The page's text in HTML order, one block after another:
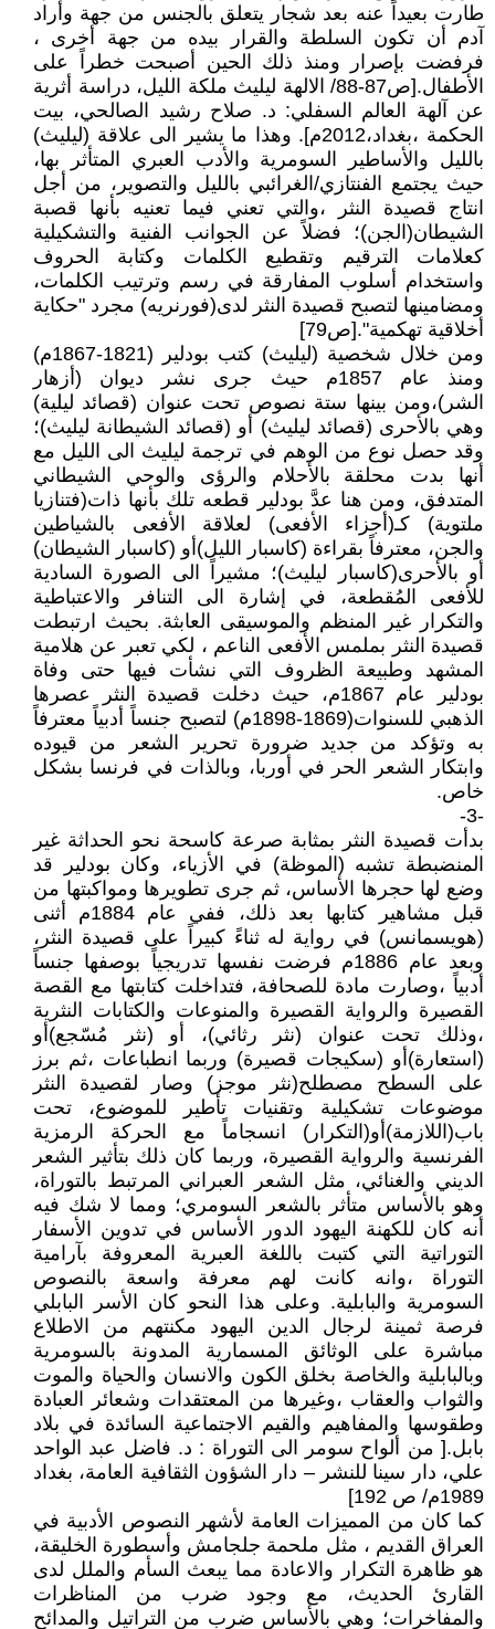
طارت بعيداً عنه بعد شجار يتعلق بالجنس من جهة وأراد
آدم أن تكون السلطة والقرار بيده من جهة أخرى ،
فرفضت بإصرار ومنذ ذلك الحين أصبحت خطراً على
الأطفال.[ص87-88/ الالهة ليليث ملكة الليل، دراسة أثرية
عن آلهة العالم السفلي: د. صلاح رشيد الصالحي، بيت
الحكمة ،بغداد،2012م]. وهذا ما يشير الى علاقة (ليليث)
بالليل والأساطير السومرية والأدب العبري المتأثر بها،
حيث يجتمع الفنتازي/الغرائبي بالليل والتصوير، من أجل
انتاج قصيدة النثر ،والتي تعني فيما تعنيه بأنها قصبة
الشيطان(الجن)؛ فضلاً عن الجوانب الفنية والتشكيلية
كعلامات الترقيم وتقطيع الكلمات وكتابة الحروف
واستخدام أسلوب المفارقة في رسم وترتيب الكلمات،
ومضامينها لتصبح قصيدة النثر لدى(فورنريه) مجرد "حكاية
أخلاقية تهكمية".[ص79]
ومن خلال شخصية (ليليث) كتب بودلير (1821-1867م)
ومنذ عام 1857م حيث جرى نشر ديوان (أزهار
الشر)،ومن بينها ستة نصوص تحت عنوان (قصائد ليلية)
وهي بالأحرى (قصائد ليليث) أو (قصائد الشيطانة ليليث)؛
وقد حصل نوع من الوهم في ترجمة ليليث الى الليل مع
أنها بدت محلقة بالأحلام والرؤى والوحي الشيطاني
المتدفق، ومن هنا عدَّ بودلير قطعه تلك بأنها ذات(فتنازيا
ملتوية) كـ(أجزاء الأفعى) لعلاقة الأفعى بالشياطين
والجن، معترفاً بقراءة (كاسبار الليل)أو (كاسبار الشيطان)
أو بالأحرى(كاسبار ليليث)؛ مشيراً الى الصورة السادية
للأفعى المُقطعة، في إشارة الى التنافر والاعتباطية
والتكرار غير المنظم والموسيقى العابثة. بحيث ارتبطت
قصيدة النثر بملمس الأفعى الناعم ، لكي تعبر عن هلامية
المشهد وطبيعة الظروف التي نشأت فيها حتى وفاة
بودلير عام 1867م، حيث دخلت قصيدة النثر عصرها
الذهبي للسنوات(1869-1898م) لتصبح جنساً أدبياً معترفاً
به وتؤكد من جديد ضرورة تحرير الشعر من قيوده
وابتكار الشعر الحر في أوربا، وبالذات في فرنسا بشكل
خاص.
-3-
بدأت قصيدة النثر بمثابة صرعة كاسحة نحو الحداثة غير
المنضبطة تشبه (الموظة) في الأزياء، وكان بودلير قد
وضع لها حجرها الأساس، ثم جرى تطويرها ومواكبتها من
قبل مشاهير كتابها بعد ذلك، ففي عام 1884م أثنى
(هويسمانس) في رواية له ثناءً كبيراً على قصيدة النثر،
وبعد عام 1886م فرضت نفسها تدريجياً بوصفها جنساً
أدبياً ،وصارت مادة للصحافة، فتداخلت كتابتها مع القصة
القصيرة والرواية القصيرة والمنوعات والكتابات النثرية
،وذلك تحت عنوان (نثر رثائي)، أو (نثر مُسّجع)أو
(استعارة)أو (سكيجات قصيرة) وربما انطباعات ،ثم برز
على السطح مصطلح(نثر موجز) وصار لقصيدة النثر
موضوعات تشكيلية وتقنيات تأطير للموضوع، تحت
باب(اللازمة)أو(التكرار) انسجاماً مع الحركة الرمزية
الفرنسية والرواية القصيرة، وربما كان ذلك بتأثير الشعر
الديني والغنائي، مثل الشعر العبراني المرتبط بالتوراة،
وهو بالأساس متأثر بالشعر السومري؛ ومما لا شك فيه
أنه كان للكهنة اليهود الدور الأساس في تدوين الأسفار
التوراتية التي كتبت باللغة العبرية المعروفة بآرامية
التوراة ،وانه كانت لهم معرفة واسعة بالنصوص
السومرية والبابلية. وعلى هذا النحو كان الأسر البابلي
فرصة ثمينة لرجال الدين اليهود مكنتهم من الاطلاع
مباشرة على الوثائق المسمارية المدونة بالسومرية
وبالبابلية والخاصة بخلق الكون والانسان والحياة والموت
والثواب والعقاب ،وغيرها من المعتقدات وشعائر العبادة
وطقوسها والمفاهيم والقيم الاجتماعية السائدة في بلاد
بابل.[ من ألواح سومر الى التوراة : د. فاضل عبد الواحد
علي، دار سينا للنشر – دار الشؤون الثقافية العامة، بغداد
1989م/ ص 192]
كما كان من المميزات العامة لأشهر النصوص الأدبية في
العراق القديم ، مثل ملحمة جلجامش وأسطورة الخليقة،
هو ظاهرة التكرار والاعادة مما يبعث السأم والملل لدى
القارئ الحديث، مع وجود ضرب من المناظرات
والمفاخرات؛ وهي بالأساس ضرب من التراتيل والمدائح